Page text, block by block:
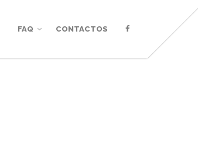
FAQ CONTACTOS